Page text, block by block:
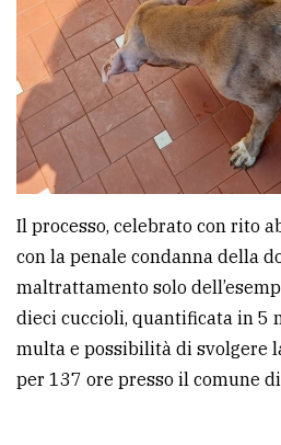
Il processo, celebrato con rito
con la penale condanna della
maltrattamento solo
dieci cuccioli, quantificata in 5
multa e possibilità di svolgere
per 137 ore presso il comune